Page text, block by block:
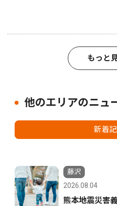
もっと
他のエリアのニュ
新着
藤沢
2026.08.04
熊本地震災害